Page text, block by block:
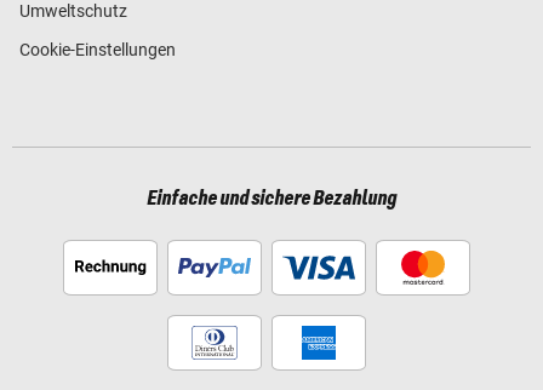
Umweltschutz
Cookie-Einstellungen
Einfache und sichere Bezahlung